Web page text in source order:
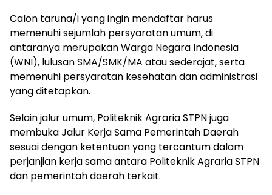
Calon taruna/i yang ingin mendaftar harus
memenuhi sejumlah persyaratan umum, di
antaranya merupakan Warga Negara Indonesia
(WNI), lulusan SMA/SMK/MA atau sederajat, serta
memenuhi persyaratan kesehatan dan administrasi
yang ditetapkan.
Selain jalur umum, Politeknik Agraria STPN juga
membuka Jalur Kerja Sama Pemerintah Daerah
sesuai dengan ketentuan yang tercantum dalam
perjanjian kerja sama antara Politeknik Agraria STPN
dan pemerintah daerah terkait.